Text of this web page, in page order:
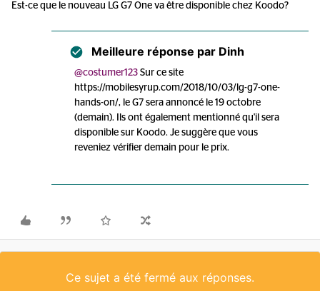
Est-ce que le nouveau LG G7 One va être disponible chez Koodo?
Meilleure réponse par Dinh
@costumer123 Sur ce site
https://mobilesyrup.com/2018/10/03/lg-g7-one-
hands-on/, le G7 sera annoncé le 19 octobre
(demain). Ils ont également mentionné qu'il sera
disponible sur Koodo. Je suggère que vous
reveniez vérifier demain pour le prix.
Ce sujet a été fermé aux réponses.